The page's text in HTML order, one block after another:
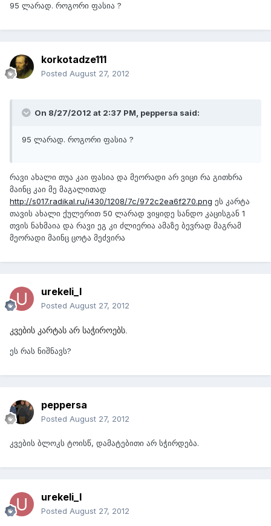
95 ლარად. როგორი ფასია ?
korkotadze111
Posted August 27, 2012
On 8/27/2012 at 2:37 PM, peppersa said:
95 ლარად. როგორი ფასია ?
რავი ახალი თუა კაი ფასია და მეორადი არ ვიცი რა გითხრა
მაინც კაი მე მაგალითად
http://s017.radikal.ru/i430/1208/7c/972c2ea6f270.png ეს კარტა
თავის ახალი ქულერით 50 ლარად ვიყიდე სანდო კაცისგან 1
თვის ნახმაია და რავი ეგ კი ძლიერია ამაზე ბევრად მაგრამ
მეორადი მაინც ცოტა მეძვირა
urekeli_l
Posted August 27, 2012
კვების კარტას არ საჭიროებს.
ეს რას ნიშნავს?
peppersa
Posted August 27, 2012
კვების ბლოკს ტოისწ, დამატებითი არ სჭირდება.
urekeli_l
Posted August 27, 2012